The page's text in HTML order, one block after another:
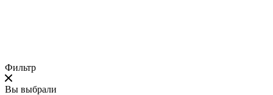
Фильтр
Вы выбрали